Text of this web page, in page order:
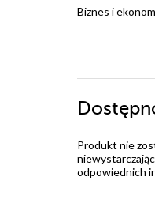
Biznes i
Produkt nie
odpowiednich